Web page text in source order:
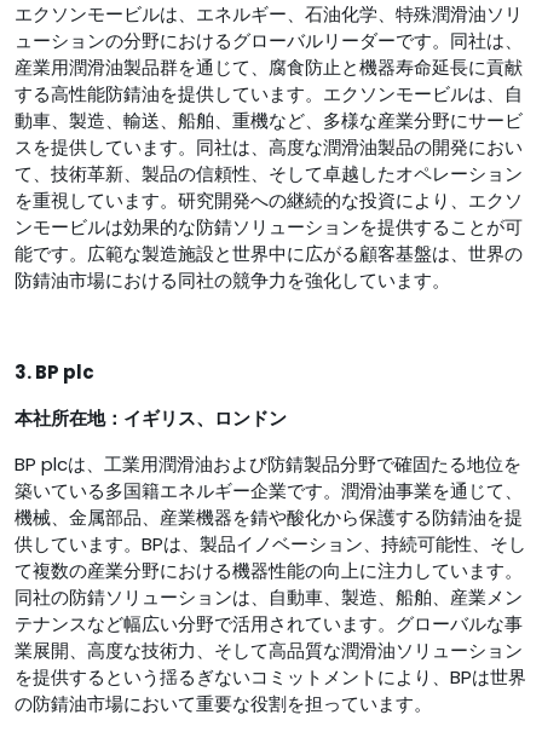
エクソンモービルは、エネルギー、石油化学、特殊潤滑油ソリ
ューションの分野におけるグローバルリーダーです。同社は、
産業用潤滑油製品群を通じて、腐食防止と機器寿命延長に貢献
する高性能防錆油を提供しています。エクソンモービルは、自
動車、製造、輸送、船舶、重機など、多様な産業分野にサービ
スを提供しています。同社は、高度な潤滑油製品の開発におい
て、技術革新、製品の信頼性、そして卓越したオペレーション
を重視しています。研究開発への継続的な投資により、エクソ
ンモービルは効果的な防錆​​ソリューションを提供することが可
能です。広範な製造施設と世界中に広がる顧客基盤は、世界の
防錆油市場における同社の競争力を強化しています。
3. BP plc
本社所在地：イギリス、ロンドン
BP plcは、工業用潤滑油および防錆製品分野で確固たる地位を
築いている多国籍エネルギー企業です。潤滑油事業を通じて、
機械、金属部品、産業機器を錆や酸化から保護する防錆油を提
供しています。BPは、製品イノベーション、持続可能性、そし
て複数の産業分野における機器性能の向上に注力しています。
同社の防錆ソリューションは、自動車、製造、船舶、産業メン
テナンスなど幅広い分野で活用されています。グローバルな事
業展開、高度な技術力、そして高品質な潤滑油ソリューション
を提供するという揺るぎないコミットメントにより、BPは世界
の防錆油市場において重要な役割を担っています。